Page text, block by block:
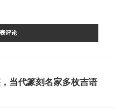
当代篆刻名家多枚吉语